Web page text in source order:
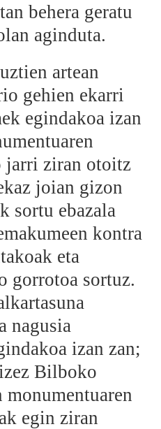
behera geratu
aginduta.
artean
gehien ekarri
egindakoa izan
jarri ziran otoitz
joian gizon
sortu ebazala
kontra
eta
gorrotoa sortuz.
nagusia
izan zan;
Bilboko
egin ziran